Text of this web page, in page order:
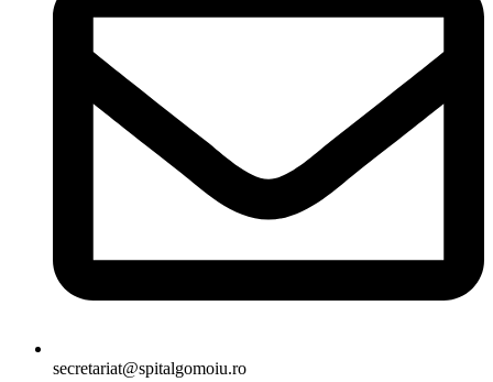
secretariat@spitalgomoiu.ro